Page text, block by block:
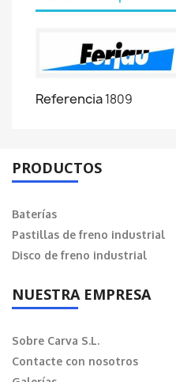
Referencia1809
PRODUCTOS
Baterías
Pastillas de freno industrial
Disco de freno industrial
NUESTRA EMPRESA
Sobre Carva S.L.
Contacte con nosotros